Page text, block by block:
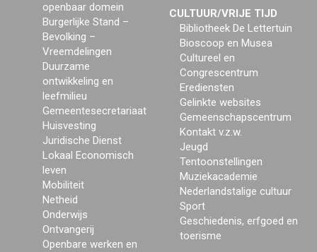
openbaar domein
Burgerlijke Stand –
Bevolking –
Vreemdelingen
Duurzame
ontwikkeling en
leefmilieu
Gemeentesecretariaat
Huisvesting
Juridische Dienst
Lokaal Economisch
leven
Mobiliteit
Netheid
Onderwijs
Ontvangerij
Openbare werken en
CULTUUR/VRIJE TIJD
Bibliotheek De Lettertuin
Bioscoop en Musea
Cultureel en
Congrescentrum
Erediensten
Gelinkte websites
Gemeenschapscentrum
Kontakt v.z.w.
Jeugd
Tentoonstellingen
Muziekacademie
Nederlandstalige cultuur
Sport
Geschiedenis, erfgoed en
toerisme